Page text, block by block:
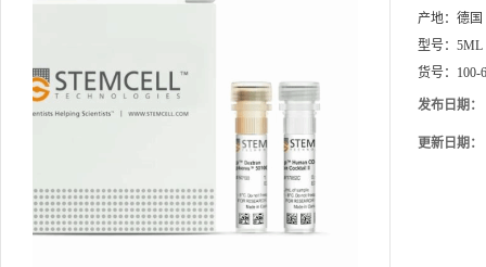
产地： 德国
型号： 5ML
货号： 100-
发布日期：
更新日期：